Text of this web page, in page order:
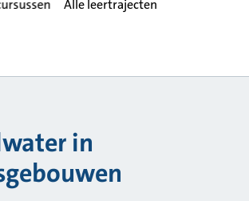
Alle leertrajecten
in